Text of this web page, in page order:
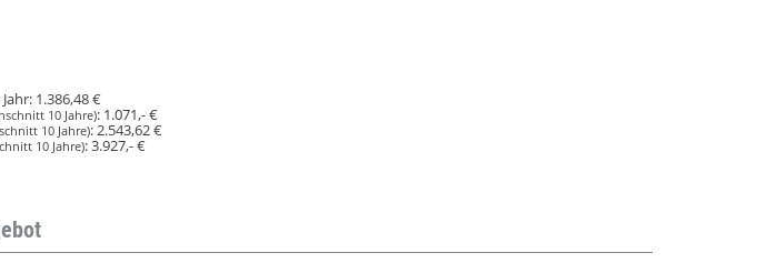
1.386,48 €
10 Jahre): 1.071,- €
10 Jahre):2.543,62 €
10 Jahre):3.927,- €